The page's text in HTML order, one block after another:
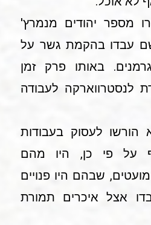
הועברו מספר יהודים מנמרץ'
שם עבדו בהקמת גשר על
באותו פרק זמן
לנסטרווארקה לעבודה
הורשו לעסוק בעבודות
על פי כן, היו מהם
שבהם היו פנויים
אצל איכרים תמורת